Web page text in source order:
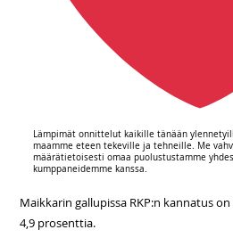
Lämpimät onnittelut kaikille tänään
maamme eteen tekeville ja tehneille. Me
määrätietoisesti omaa puolustustamme
kumppaneidemme kanssa.
Maikkarin gallupissa RKP:n kannatus
4,9 prosenttia.